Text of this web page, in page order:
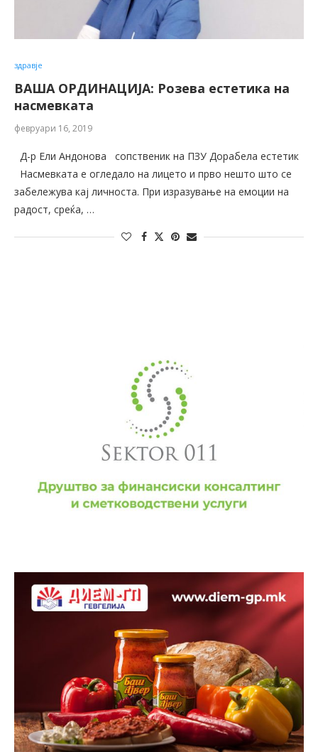
здравје
ВАША ОРДИНАЦИЈА: Розева естетика на
насмевката
февруари 16, 2019
Д-р Ели Андонова сопственик на ПЗУ Дорабела естетик
Насмевката е огледало на лицето и прво нешто што се
забележува кај личноста. При изразување на емоции на
радост, среќа, …